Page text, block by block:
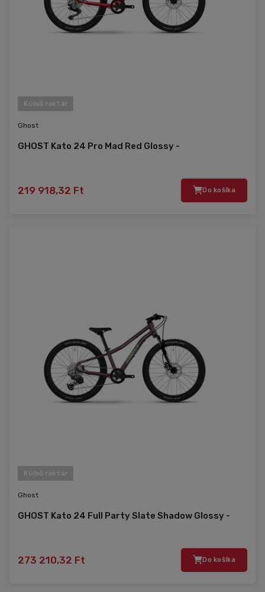
Külső raktár
Ghost
GHOST Kato 24 Pro Mad Red Glossy -
219 918,32 Ft Do košíka
Külső raktár
Ghost
GHOST Kato 24 Full Party Slate Shadow Glossy -
273 210,32 Ft Do košíka